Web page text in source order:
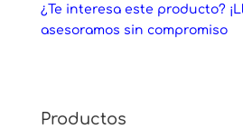
¿Te interesa este producto?
asesoramos sin compromiso
Productos